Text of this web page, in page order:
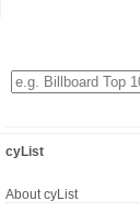
cyList
About cyList